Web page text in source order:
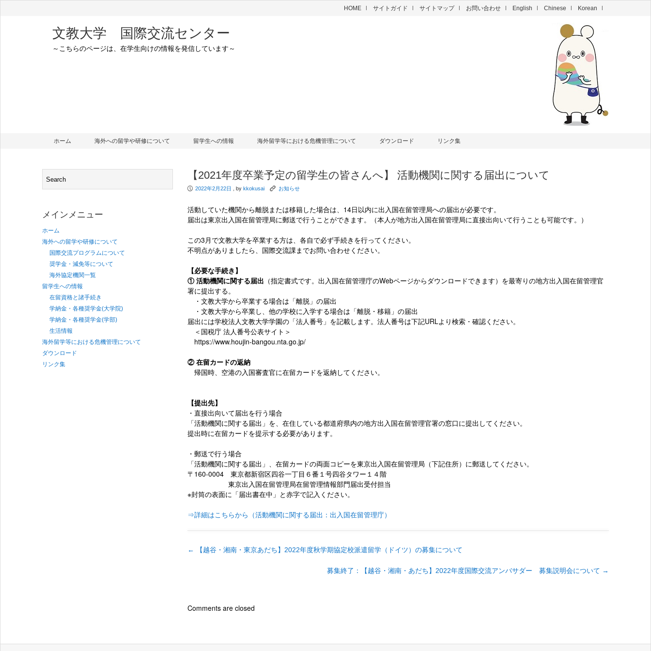
HOME サイトガイド サイトマップ お問い合わせ English Chinese Korean
文教大学 国際交流センター
～こちらのページは、在学生向けの情報を発信しています～
ホーム 海外への留学や研修について 留学生への情報 海外留学等における危機管理について ダウンロード リンク集
メインメニュー
ホーム
海外への留学や研修について
国際交流プログラムについて
奨学金・減免等について
海外協定機関一覧
留学生への情報
在留資格と諸手続き
学納金・各種奨学金(大学院)
学納金・各種奨学金(学部)
生活情報
海外留学等における危機管理について
ダウンロード
リンク集
【2021年度卒業予定の留学生の皆さんへ】 活動機関に関する届出について
P 2022年2月22日 , by kkokusai K お知らせ
活動していた機関から離脱または移籍した場合は、14日以内に出入国在留管理局への届出が必要です。
届出は東京出入国在留管理局に郵送で行うことができます。（本人が地方出入国在留管理局に直接出向いて行うことも可能です。）
この3月で文教大学を卒業する方は、各自で必ず手続きを行ってください。
不明点がありましたら、国際交流課までお問い合わせください。
【必要な手続き】
① 活動機関に関する届出 （指定書式です。出入国在留管理庁のWebページからダウンロードできます）を最寄りの地方出入国在留管理官
署に提出する。
・文教大学から卒業する場合は「離脱」の届出
・文教大学から卒業し、他の学校に入学する場合は「離脱・移籍」の届出
届出には学校法人文教大学学園の「法人番号」を記載します。法人番号は下記URLより検索・確認ください。
＜国税庁 法人番号公表サイト＞
https://www.houjin-bangou.nta.go.jp/
② 在留カードの返納
帰国時、空港の入国審査官に在留カードを返納してください。
【提出先】
・直接出向いて届出を行う場合
「活動機関に関する届出」を、在住している都道府県内の地方出入国在留管理官署の窓口に提出してください。
提出時に在留カードを提示する必要があります。
・郵送で行う場合
「活動機関に関する届出」、在留カードの両面コピーを東京出入国在留管理局（下記住所）に郵送してください。
〒160-0004 東京都新宿区四谷一丁目６番１号四谷タワー１４階
東京出入国在留管理局在留管理情報部門届出受付担当
※封筒の表面に「届出書在中」と赤字で記入ください。
⇒詳細はこちらから（活動機関に関する届出：出入国在留管理庁）
← 【越谷・湘南・東京あだち】2022年度秋学期協定校派遣留学（ドイツ）の募集について
募集終了：【越谷・湘南・あだち】2022年度国際交流アンバサダー 募集説明会について →
Comments are closed